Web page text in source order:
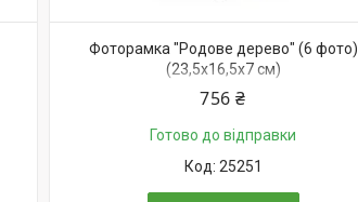
Фоторамка "Родове дерево" (6 фото)
(23,5х16,5х7 см)
756 ₴
Готово до відправки
25251